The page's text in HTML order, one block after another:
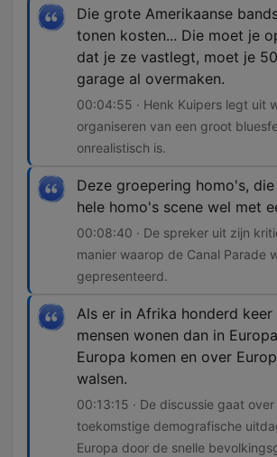
Die grote Amerikaanse
tonen kosten... Die moet je
dat je ze vastlegt, moet je
garage al overmaken.
00:04:55 · Henk Kuipers legt uit
organiseren van een groot
onrealistisch is.
Deze groepering homo's,
hele homo's scene wel met
00:08:40 · De spreker uit zijn
manier waarop de Canal Parade
gepresenteerd.
Als er in Afrika honderd keer
mensen wonen dan in
Europa komen en over
walsen.
00:13:15 · De discussie gaat
toekomstige demografische
Europa door de snelle